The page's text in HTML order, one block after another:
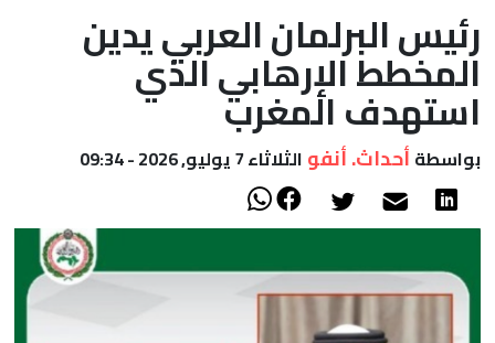
أعمدة
الصحراء
رئيس البرلمان العربي يدين
المخطط الإرهابي الذي
استهدف المغرب
بواسطة أحداث. أنفو الثلاثاء 7 يوليو, 2026 - 09:34